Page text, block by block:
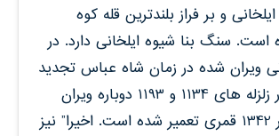
و بر فراز بلندترین قله کوه
سنگ بنا شیوه ایلخانی دارد. در
ویران شده در زمان شاه عباس تجدید
بنا یافته است. در زلزله های 1134 و 1193 دوباره ویران
شده آخرین بار در 1342 قمری تعمیر شده است. اخیرا” نیز